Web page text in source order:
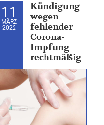
11
MÄRZ
2022
Kündigung
wegen
fehlender
Corona-
Impfung
rechtmäßig